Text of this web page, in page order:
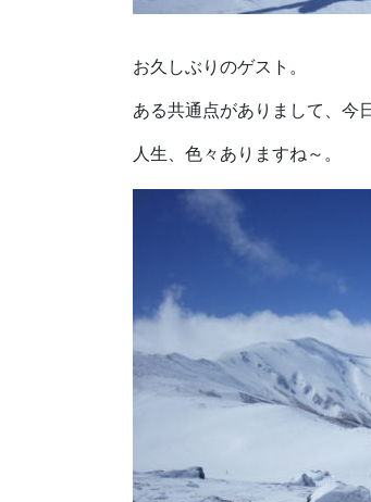
お久しぶりのゲスト。
ある共通点がありまして、今
人生、色々ありますね～。